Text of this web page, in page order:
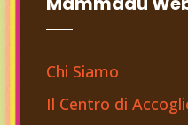
Chi Siamo
Il Centro di